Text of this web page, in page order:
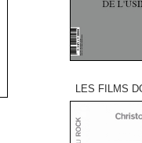
LES FILMS